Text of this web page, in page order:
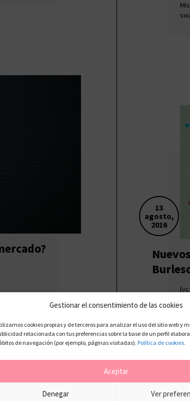
Gestionar el consentimiento de las cookies
cookies propias y de terceros para analizar el uso del sitio web y
relacionada con tus preferencias sobre la base de un perfil
de navegación (por ejemplo, páginas visitadas). Política de cookies.
Aceptar
Denegar Ver
13
agosto,
2016
si.